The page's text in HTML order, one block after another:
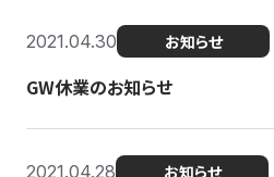
2021.04.30 お知らせ
GW休業のお知らせ
2021.04.28 お知らせ